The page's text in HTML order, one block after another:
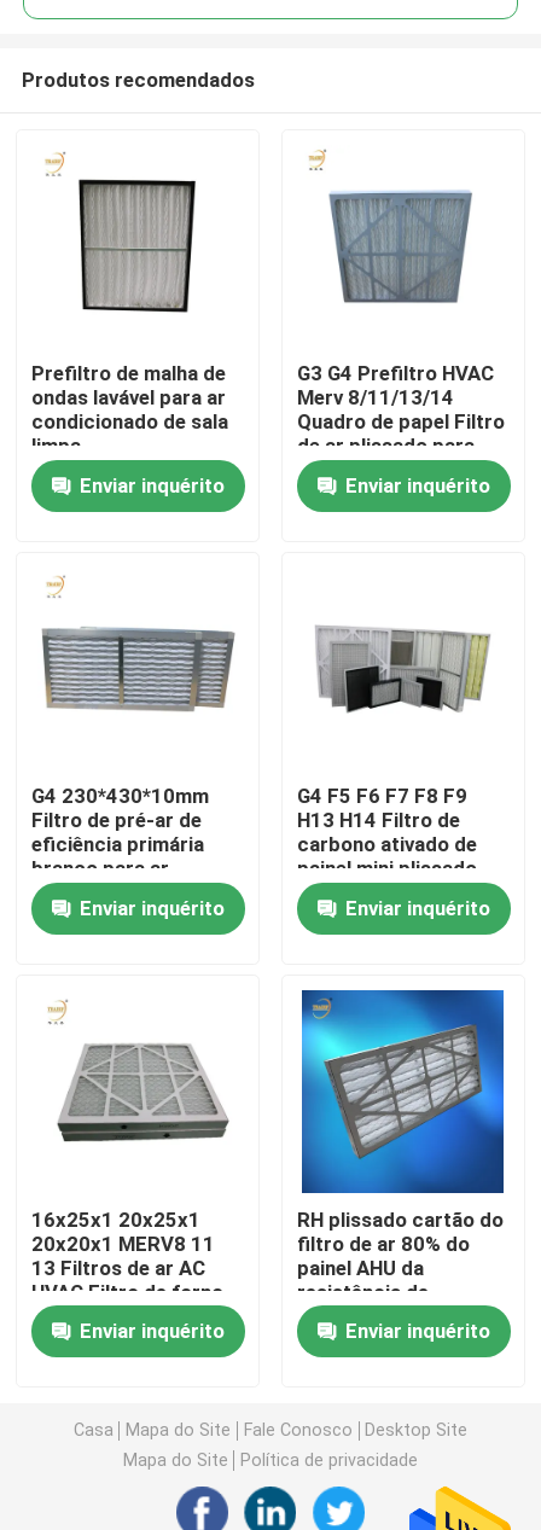
Casa
Produtos
Vídeos
Sobre nós
Excursão da fábrica
Controle da qualidade
Filtro profundo do plissado HEPA
Pre filtro de ar
Filtro de ar da cabine da pintura
Filtro de ar do saco
Filtro de ar da ATAC
Filtro do selo HEPA do gel
Filtro de alta temperatura de HEPA
Filtro do banco de V
Produtos recomendados
Prefiltro de malha de
ondas lavável para ar
condicionado de sala
limpa
Enviar inquérito
G3 G4 Prefiltro HVAC
Merv 8/11/13/14
Quadro de papel Filtro
de ar plissado para
sistema de ar
condicionado
Enviar inquérito
G4 230*430*10mm
Filtro de pré-ar de
eficiência primária
branco para ar
condicionado
Enviar inquérito
G4 F5 F6 F7 F8 F9
H13 H14 Filtro de
carbono ativado de
painel mini plissado
para ar condicionado
domésticoEnviar inquérito
16x25x1 20x25x1
20x20x1 MERV8 11
13 Filtros de ar AC
HVAC Filtro de forno
para ar condicionado
Enviar inquérito
RH plissado cartão do
filtro de ar 80% do
painel AHU da
resistência de
umidade M5 pre
Enviar inquérito
Casa Mapa do Site Fale Conosco
Desktop Site
Mapa do Site
Política de privacidade